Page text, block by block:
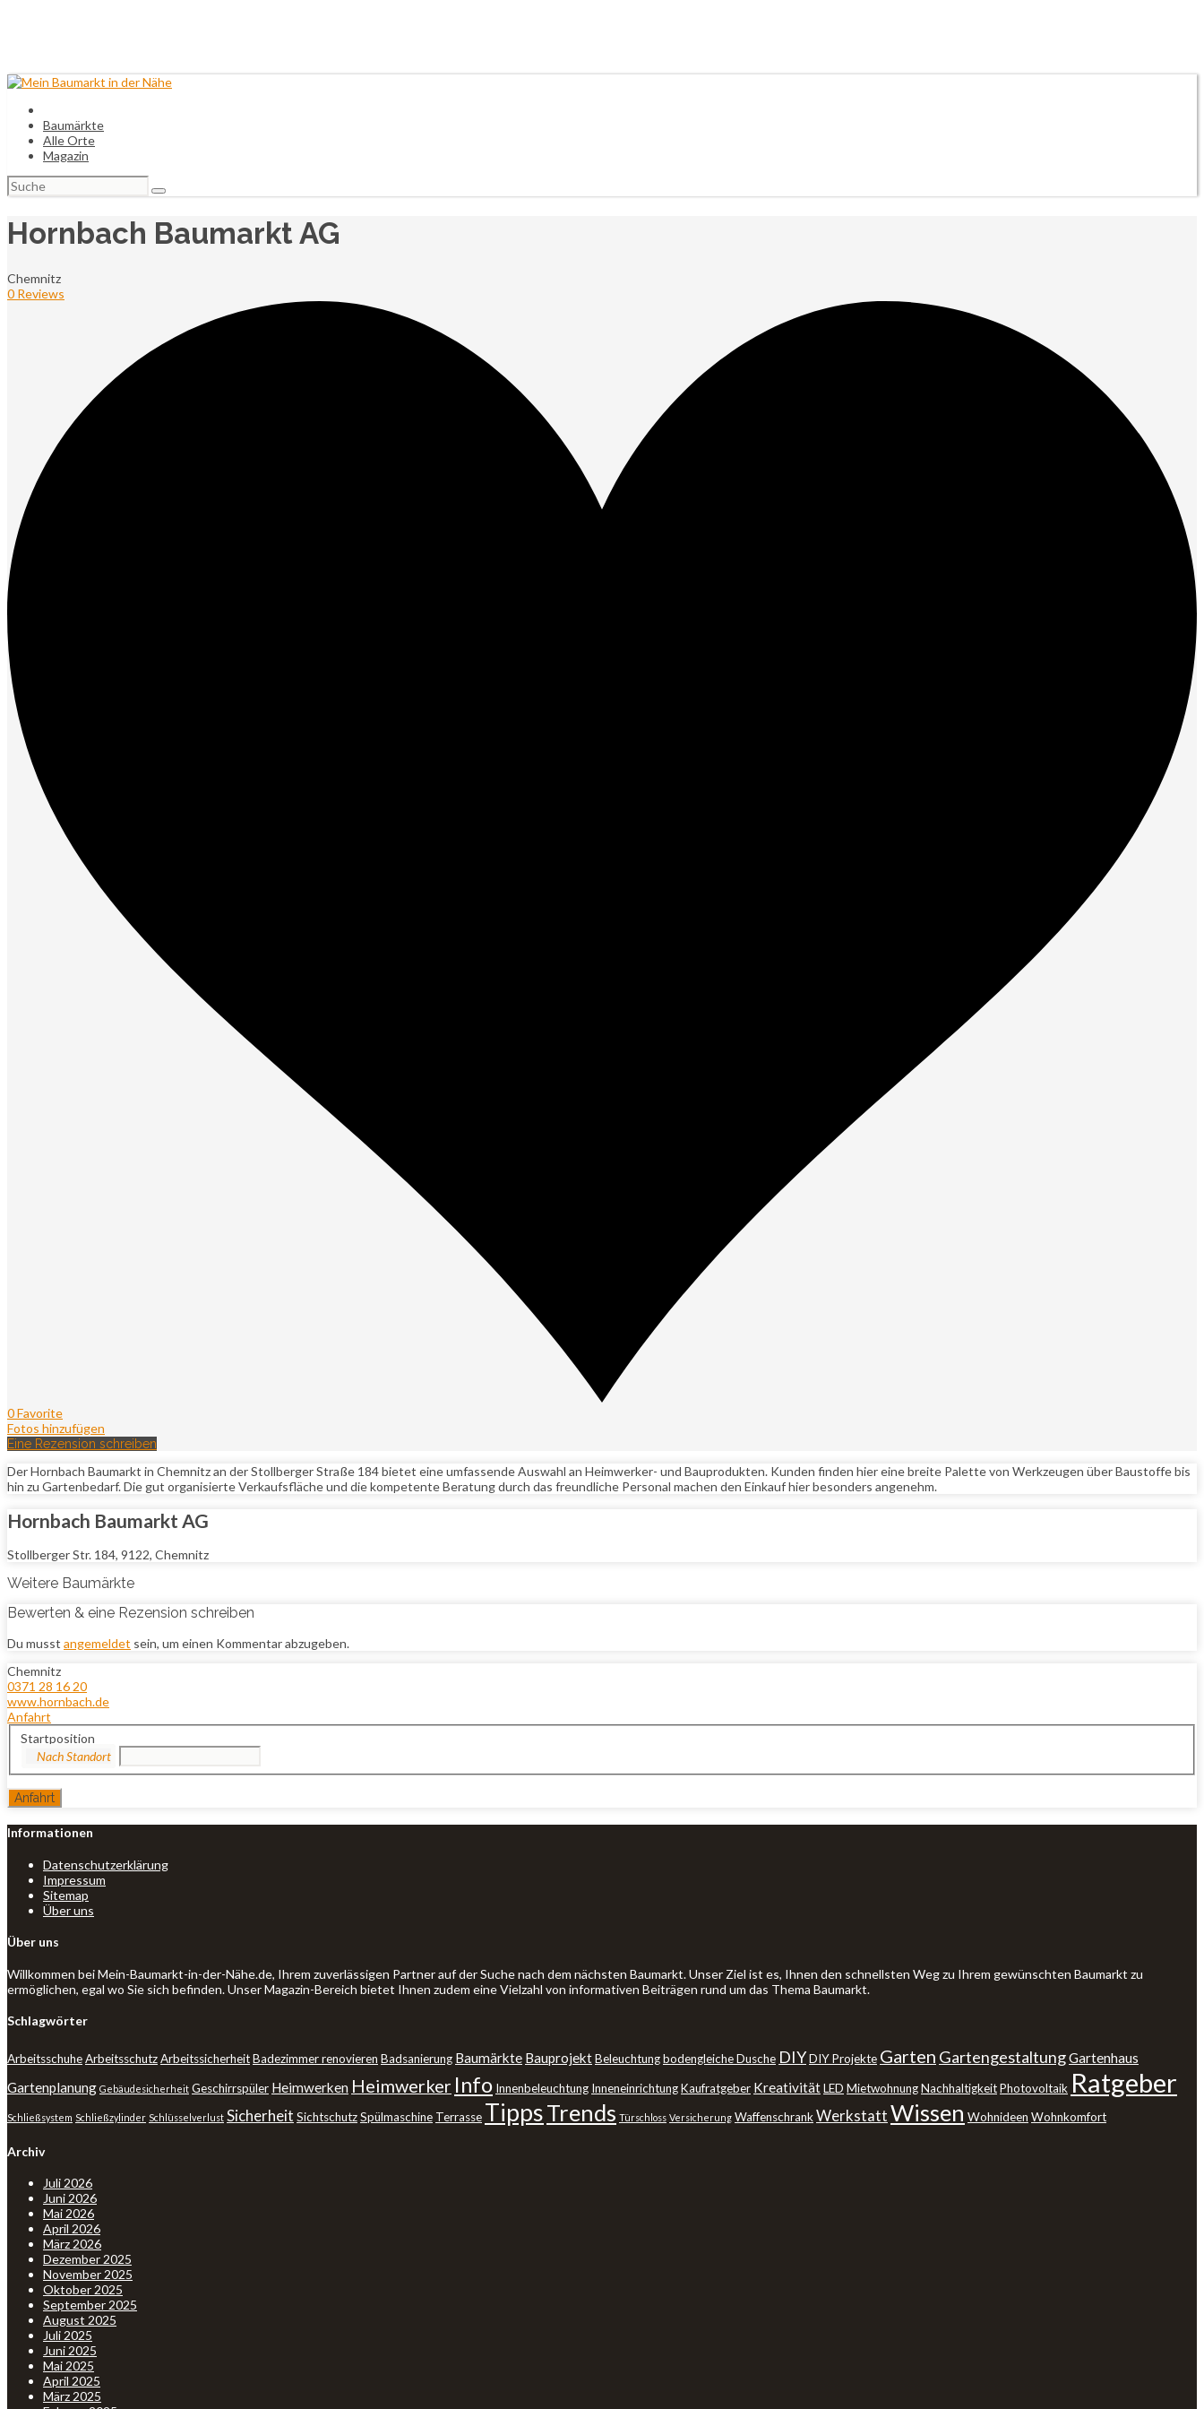
Baumärkte
Alle Orte
Magazin
Suchen
nach:
Hornbach Baumarkt AG
Chemnitz
0 Reviews
0 Favorite
Fotos hinzufügen
Eine Rezension schreiben
Der Hornbach Baumarkt in Chemnitz an der Stollberger Straße 184 bietet eine umfassende Auswahl an Heimwerker- und Bauprodukten. Kunden finden hier eine breite Palette von Werkzeugen über Baustoffe bis
hin zu Gartenbedarf. Die gut organisierte Verkaufsfläche und die kompetente Beratung durch das freundliche Personal machen den Einkauf hier besonders angenehm.
Hornbach Baumarkt AG
Stollberger Str. 184, 9122, Chemnitz
Weitere Baumärkte
Bewerten & eine Rezension schreiben
Du musst angemeldet sein, um einen Kommentar abzugeben.
Chemnitz
0371 28 16 20
www.hornbach.de
Anfahrt
Startposition
Informationen
Datenschutzerklärung
Impressum
Sitemap
Über uns
Über uns
Willkommen bei Mein-Baumarkt-in-der-Nähe.de, Ihrem zuverlässigen Partner auf der Suche nach dem nächsten Baumarkt. Unser Ziel ist es, Ihnen den schnellsten Weg zu Ihrem gewünschten Baumarkt zu
ermöglichen, egal wo Sie sich befinden. Unser Magazin-Bereich bietet Ihnen zudem eine Vielzahl von informativen Beiträgen rund um das Thema Baumarkt.
Schlagwörter
ArbeitsschuheArbeitsschutzArbeitssicherheitBadezimmer renovieren Badsanierung Baumärkte BauprojektBeleuchtungbodengleiche Dusche DIYDIY Projekte Garten GartengestaltungGartenhaus
Gartenplanung Gebäudesicherheit Geschirrspüler Heimwerken Heimwerker Info Innenbeleuchtung InneneinrichtungKaufratgeber KreativitätLED MietwohnungNachhaltigkeitPhotovoltaik Ratgeber
Schließsystem Schließzylinder Schlüsselverlust Sicherheit SichtschutzSpülmaschine Terrasse TippsTrends Türschloss Versicherung WaffenschrankWerkstattWissen Wohnideen Wohnkomfort
Archiv
Juli 2026
Juni 2026
Mai 2026
April 2026
März 2026
Dezember 2025
November 2025
Oktober 2025
September 2025
August 2025
Juli 2025
Juni 2025
Mai 2025
April 2025
März 2025